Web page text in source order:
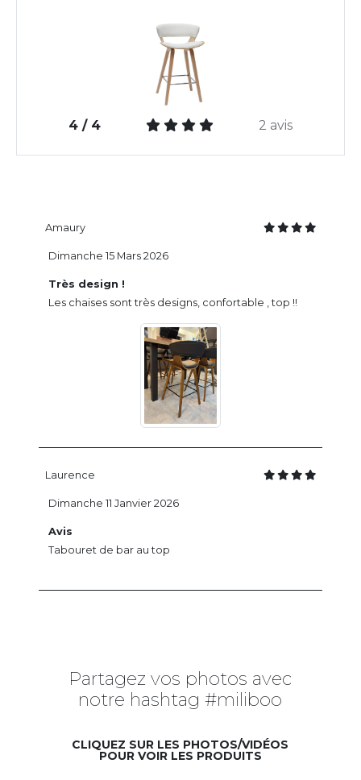
4 / 4 2 avis
Amaury
Très design !
Les chaises sont très designs, confortable , top !!
Dimanche 15 Mars 2026
Laurence
Avis
Tabouret de bar au top
Dimanche 11 Janvier 2026
Partagez vos photos avec
notre hashtag #miliboo
CLIQUEZ SUR LES PHOTOS/VIDÉOS
POUR VOIR LES PRODUITS